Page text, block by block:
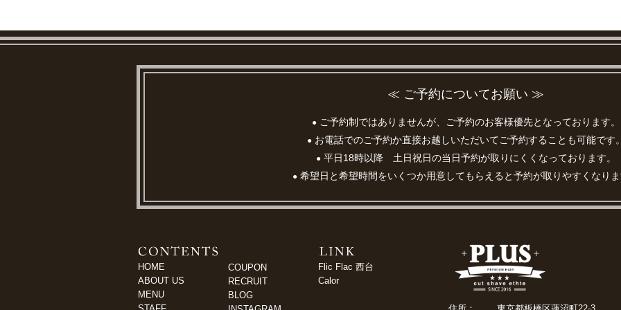
≪ ご予約についてお願い ≫
●ご予約制ではありませんが、ご予約のお客様優先となっております。
●お電話でのご予約か直接お越しいただいてご予約することも可能です
●平日18時以降 土日祝日の当日予約が取りにくくなっております。
●希望日と希望時間をいくつか用意してもらえると予約が取りやすくなり
HOME
ABOUT US
MENU
COUPON
RECRUIT
BLOG
Flic Flac 西台
Calor